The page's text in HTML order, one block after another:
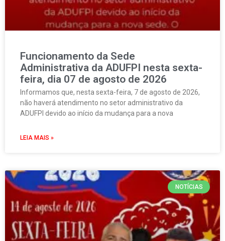
Funcionamento da Sede
Administrativa da ADUFPI nesta sexta-
feira, dia 07 de agosto de 2026
Informamos que, nesta sexta-feira, 7 de agosto de 2026,
não haverá atendimento no setor administrativo da
ADUFPI devido ao início da mudança para a nova
LEIA MAIS »
NOTÍCIAS